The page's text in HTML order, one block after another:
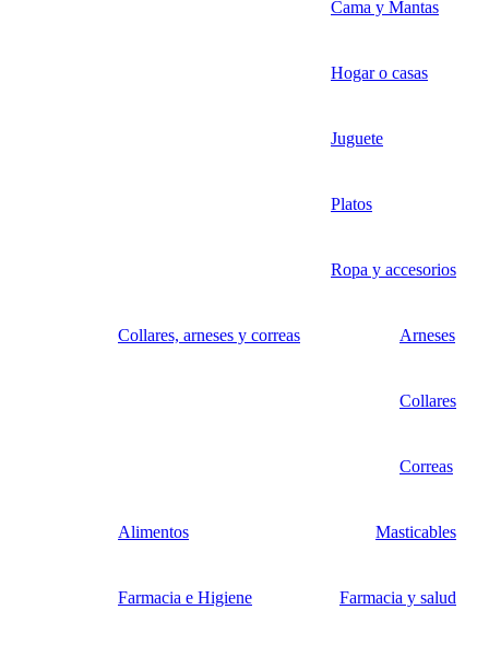
Cama y Mantas
Hogar o casas
Juguete
Platos
Ropa y accesorios
Collares, arneses y correas Arneses
Collares
Correas
Alimentos Masticables
Farmacia e Higiene Farmacia y salud